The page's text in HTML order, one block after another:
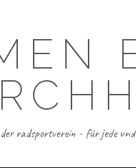
der radsportverein - für jede